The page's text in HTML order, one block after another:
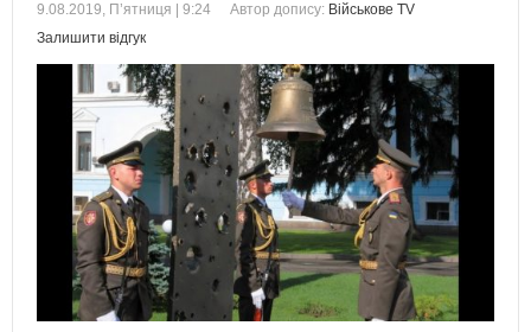
9.08.2019, П’ятниця | 9:24 Автор допису: Військове TV
Залишити відгук